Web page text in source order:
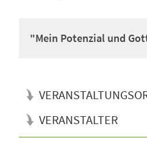
"Mein Potenzial und
VERANSTALTER